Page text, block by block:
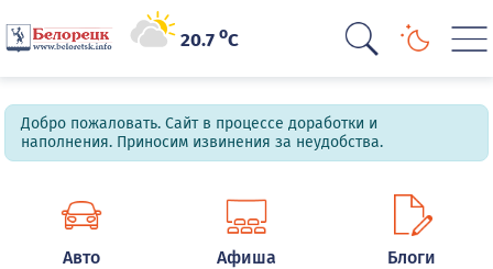
20.7oC
Добро пожаловать. Сайт в процессе доработки и
наполнения. Приносим извинения за неудобства.
Авто Афиша Блоги